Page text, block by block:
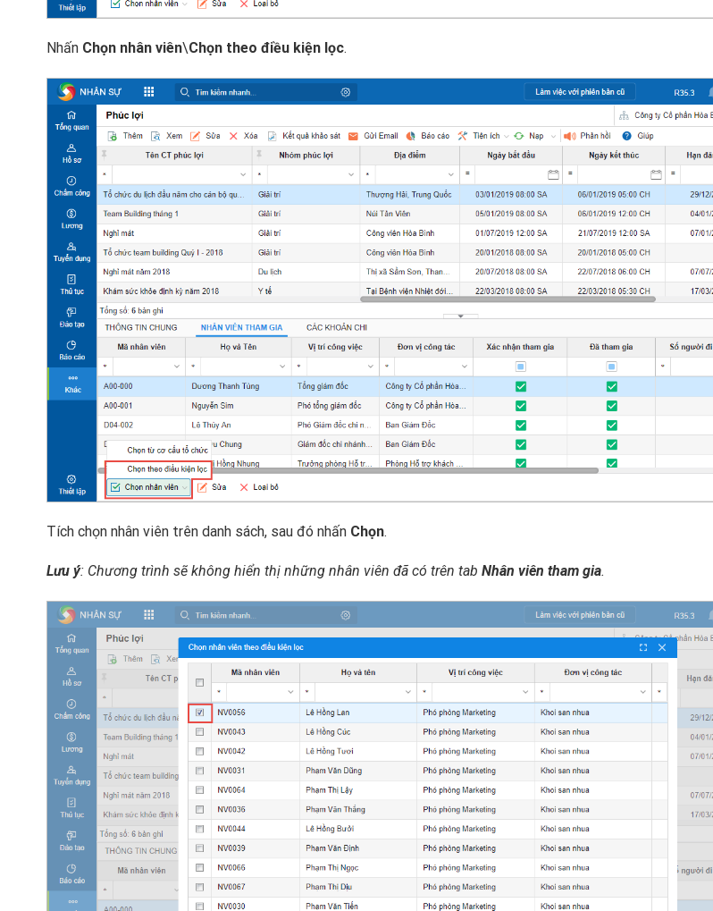
Nhấn Chọn nhân viên\Chọn theo điều kiện lọc.
Tích chọn nhân viên trên danh sách, sau đó nhấn Chọn.
Lưu ý: Chương trình sẽ không hiển thị những nhân viên đã có trên tab Nhân viên tham gia.